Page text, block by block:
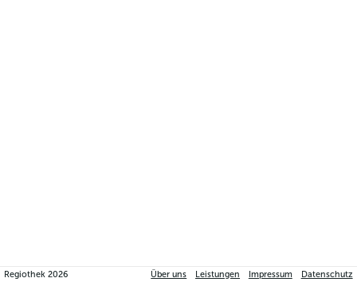
Regiothek2026 Über uns Leistungen Impressum Datenschutz